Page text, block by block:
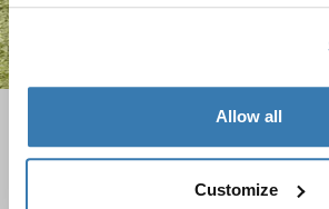
Allow all
Customize
Supports de toit pour VR
Trouvez des supports de toit pour
votre caravane ou votre autocaravane